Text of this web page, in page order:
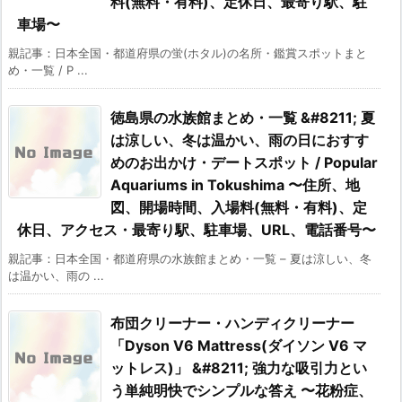
車場〜
親記事：日本全国・都道府県の蛍(ホタル)の名所・鑑賞スポットまと
め・一覧 / P ...
徳島県の水族館まとめ・一覧 &#8211; 夏
は涼しい、冬は温かい、雨の日におすす
めのお出かけ・デートスポット / Popular
Aquariums in Tokushima 〜住所、地
図、開場時間、入場料(無料・有料)、定
休日、アクセス・最寄り駅、駐車場、URL、電話番号〜
親記事：日本全国・都道府県の水族館まとめ・一覧 – 夏は涼しい、冬
は温かい、雨の ...
布団クリーナー・ハンディクリーナー
「Dyson V6 Mattress(ダイソン V6 マ
ットレス)」 &#8211; 強力な吸引力とい
う単純明快でシンプルな答え 〜花粉症、